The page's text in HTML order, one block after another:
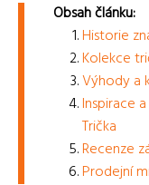
Obsah článku:
Historie
Kolekce
Výhody a
Inspirace
Trička
Recenze
Prodejní